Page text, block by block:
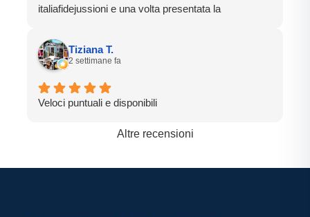
italiafidejussioni e una volta presentata la
fidejussione , proprio come promesso.
Un ringraziamento particolare va a Roberta che mi
ha seguito con cortesia prontezza e professionalità
durante tutto l'iter della pratica.
consigliatissimi
Tiziana T.
2 settimane fa
Veloci puntuali e disponibili
Altre recensioni